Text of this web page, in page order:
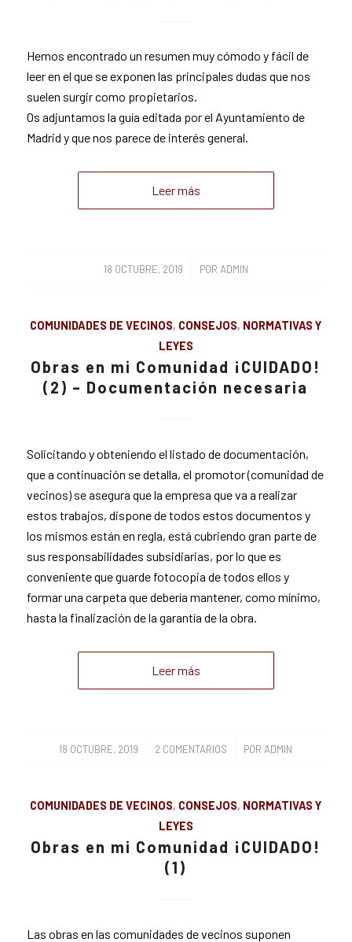
Hemos encontrado un resumen muy cómodo y fácil de
leer en el que se exponen las principales dudas que nos
suelen surgir como propietarios.
Os adjuntamos la guía editada por el Ayuntamiento de
Madrid y que nos parece de interés general.
Leer más
18 OCTUBRE, 2019
/ POR ADMIN
COMUNIDADES DE VECINOS, CONSEJOS, NORMATIVAS Y
LEYES
Obras en mi Comunidad ¡CUIDADO!
(2) – Documentación necesaria
Solicitando y obteniendo el listado de documentación,
que a continuación se detalla, el promotor (comunidad de
vecinos) se asegura que la empresa que va a realizar
estos trabajos, dispone de todos estos documentos y
los mismos están en regla, está cubriendo gran parte de
sus responsabilidades subsidiarias, por lo que es
conveniente que guarde fotocopia de todos ellos y
formar una carpeta que debería mantener, como mínimo,
hasta la finalización de la garantía de la obra.
Leer más
18 OCTUBRE, 2019
/ 2 COMENTARIOS
/ POR ADMIN
COMUNIDADES DE VECINOS, CONSEJOS, NORMATIVAS Y
LEYES
Obras en mi Comunidad ¡CUIDADO!
(1)
Las obras en las comunidades de vecinos suponen